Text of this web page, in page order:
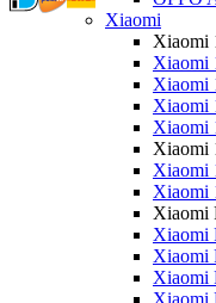
Xiaomi
Xiaomi
Xiaomi
Xiaomi
Xiaomi
Xiaomi
Xiaomi
Xiaomi
Xiaomi
Xiaomi
Xiaomi
Xiaomi
Xiaomi
Xiaomi